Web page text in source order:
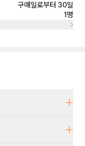
구매일로부터 30일
1명